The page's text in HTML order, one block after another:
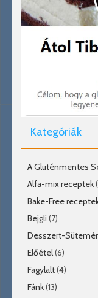
Kategóriák
A Gluténmentes
Alfa-mix receptek
Bake-Free
Bejgli (7)
Desszert-
Előétel(6)
Fagylalt(4)
Fánk(13)